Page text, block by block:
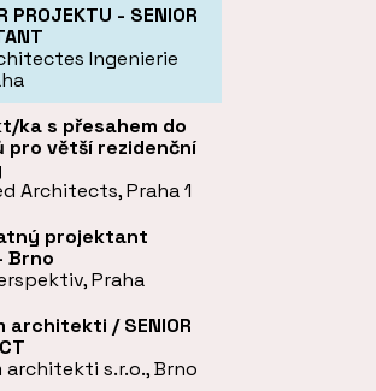
PROJEKTU - SENIOR
Ingenierie
ka s přesahem do
pro větší rezidenční
Architects, Praha 1
projektant
Brno
Praha
architekti / SENIOR
s.r.o., Brno